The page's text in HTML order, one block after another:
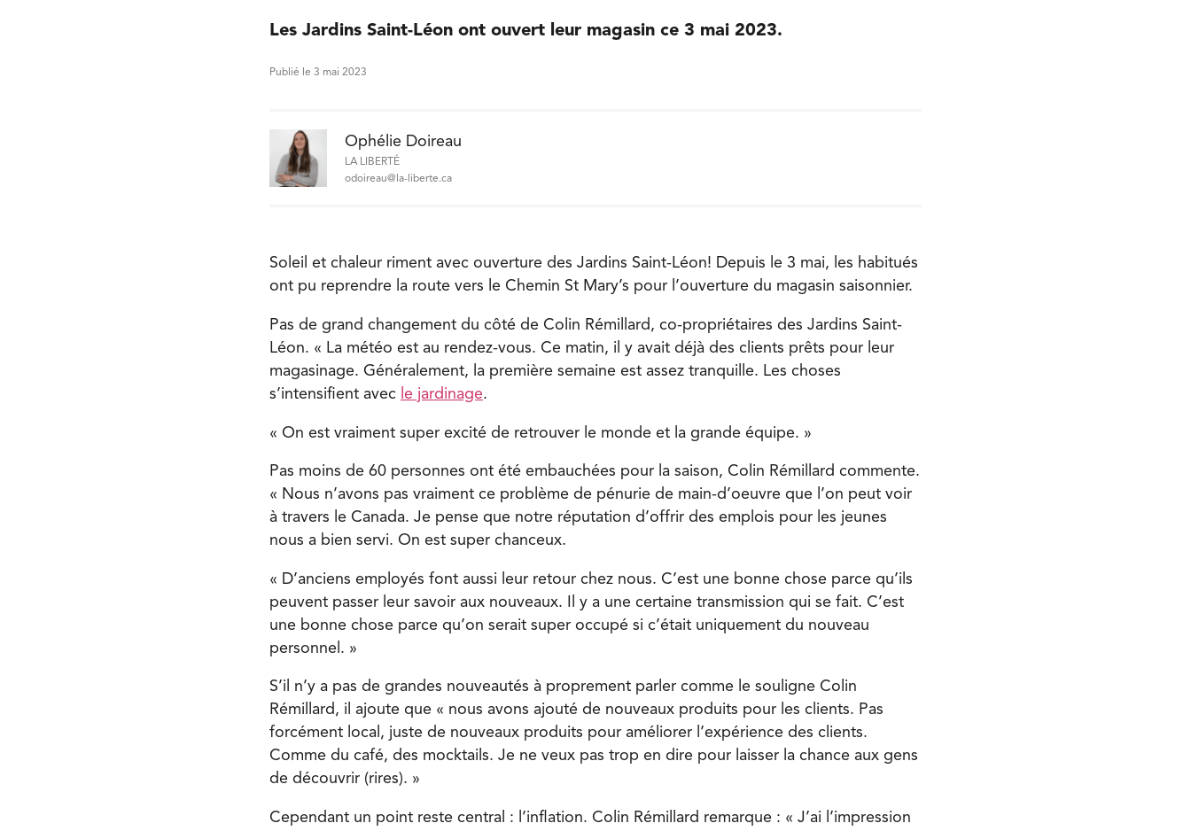
Les Jardins Saint-Léon ont ouvert leur magasin ce 3 mai 2023.
Publié le 3 mai 2023
Ophélie Doireau
LA LIBERTÉ
odoireau@la-liberte.ca
Soleil et chaleur riment avec ouverture des Jardins Saint-Léon! Depuis le 3 mai, les habitués
ont pu reprendre la route vers le Chemin St Mary’s pour l’ouverture du magasin saisonnier.
Pas de grand changement du côté de Colin Rémillard, co-propriétaires des Jardins Saint-
Léon. « La météo est au rendez-vous. Ce matin, il y avait déjà des clients prêts pour leur
magasinage. Généralement, la première semaine est assez tranquille. Les choses
s’intensifient avec le jardinage.
« On est vraiment super excité de retrouver le monde et la grande équipe. »
Pas moins de 60 personnes ont été embauchées pour la saison, Colin Rémillard commente.
« Nous n’avons pas vraiment ce problème de pénurie de main-d’oeuvre que l’on peut voir
à travers le Canada. Je pense que notre réputation d’offrir des emplois pour les jeunes
nous a bien servi. On est super chanceux.
« D’anciens employés font aussi leur retour chez nous. C’est une bonne chose parce qu’ils
peuvent passer leur savoir aux nouveaux. Il y a une certaine transmission qui se fait. C’est
une bonne chose parce qu’on serait super occupé si c’était uniquement du nouveau
personnel. »
S’il n’y a pas de grandes nouveautés à proprement parler comme le souligne Colin
Rémillard, il ajoute que « nous avons ajouté de nouveaux produits pour les clients. Pas
forcément local, juste de nouveaux produits pour améliorer l’expérience des clients.
Comme du café, des mocktails. Je ne veux pas trop en dire pour laisser la chance aux gens
de découvrir (rires). »
Cependant un point reste central : l’inflation. Colin Rémillard remarque : « J’ai l’impression